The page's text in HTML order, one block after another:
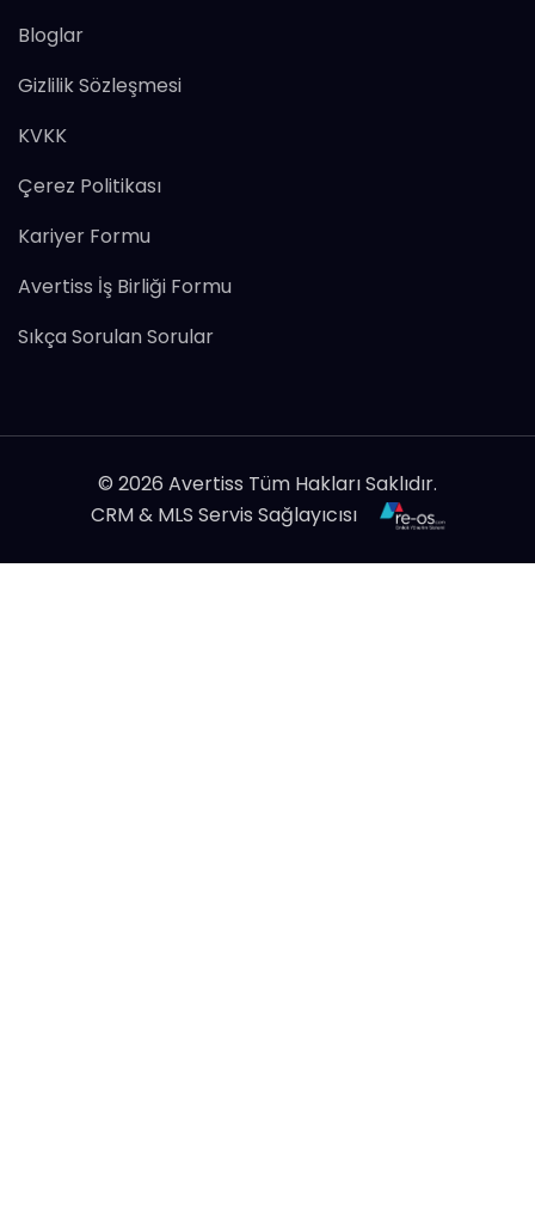
Bloglar
Gizlilik Sözleşmesi
KVKK
Çerez Politikası
Kariyer Formu
Avertiss İş Birliği Formu
Sıkça Sorulan Sorular
© 2026 Avertiss Tüm Hakları Saklıdır.
CRM & MLS Servis Sağlayıcısı